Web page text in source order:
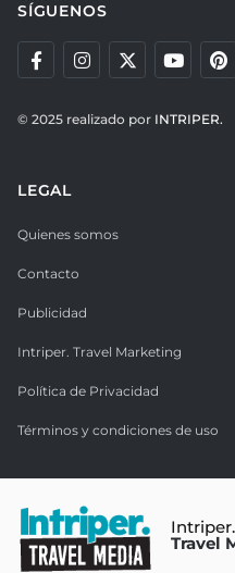
SÍGUENOS
© 2025 realizado por INTRIPER.
LEGAL
Quienes somos
Contacto
Publicidad
Intriper. Travel Marketing
Política de Privacidad
Términos y condiciones de uso
Travel